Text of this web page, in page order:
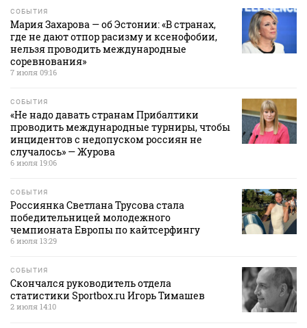
СОБЫТИЯ
Мария Захарова — об Эстонии: «В странах,
где не дают отпор расизму и ксенофобии,
нельзя проводить международные
соревнования»
7 июля 09:16
СОБЫТИЯ
«Не надо давать странам Прибалтики
проводить международные турниры, чтобы
инцидентов с недопуском россиян не
случалось» — Журова
6 июля 19:06
СОБЫТИЯ
Россиянка Светлана Трусова стала
победительницей молодежного
чемпионата Европы по кайтсерфингу
6 июля 13:29
СОБЫТИЯ
Скончался руководитель отдела
статистики Sportbox.ru Игорь Тимашев
2 июля 14:10